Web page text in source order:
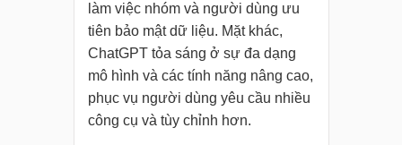
làm việc nhóm và người dùng ưu
tiên bảo mật dữ liệu. Mặt khác,
ChatGPT tỏa sáng ở sự đa dạng
mô hình và các tính năng nâng cao,
phục vụ người dùng yêu cầu nhiều
công cụ và tùy chỉnh hơn.